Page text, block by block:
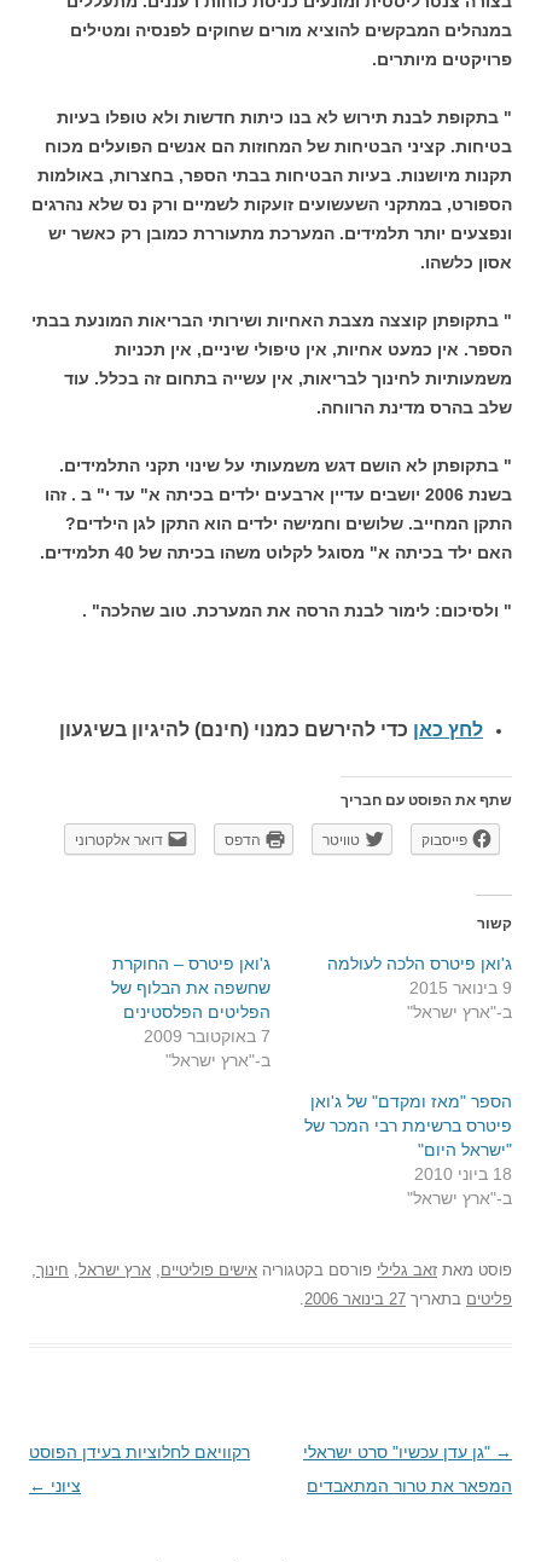
במנהלים המבקשים להוציא מורים שחוקים לפנסיה ומטילים
פרויקטים מיותרים.
" בתקופת לבנת תירוש לא בנו כיתות חדשות ולא טופלו בעיות
בטיחות. קציני הבטיחות של המחוזות הם אנשים הפועלים מכוח
תקנות מיושנות. בעיות הבטיחות בבתי הספר, בחצרות, באולמות
הספורט, במתקני השעשועים זועקות לשמיים ורק נס שלא נהרגים
ונפצעים יותר תלמידים. המערכת מתעוררת כמובן רק כאשר יש
אסון כלשהו.
" בתקופתן קוצצה מצבת האחיות ושירותי הבריאות המונעת בבתי
הספר. אין כמעט אחיות, אין טיפולי שיניים, אין תכניות
משמעותיות לחינוך לבריאות, אין עשייה בתחום זה בכלל. עוד
שלב בהרס מדינת הרווחה.
" בתקופתן לא הושם דגש משמעותי על שינוי תקני התלמידים.
בשנת 2006 יושבים עדיין ארבעים ילדים בכיתה א" עד י" ב . זהו
התקן המחייב. שלושים וחמישה ילדים הוא התקן לגן הילדים?
האם ילד בכיתה א" מסוגל לקלוט משהו בכיתה של 40 תלמידים.
" ולסיכום: לימור לבנת הרסה את המערכת. טוב שהלכה" .
לחץ כאן כדי להירשם כמנוי (חינם) להיגיון בשיגעון
שתף את הפוסט עם חבריך
פייסבוק טוויטר הדפס דואר אלקטרוני
קשור
ג'ואן פיטרס הלכה לעולמה
9 בינואר 2015
ב-"ארץ ישראל"
ג'ואן פיטרס – החוקרת
שחשפה את הבלוף של
הפליטים הפלסטינים
7 באוקטובר 2009
ב-"ארץ ישראל"
הספר "מאז ומקדם" של ג'ואן
פיטרס ברשימת רבי המכר של
"ישראל היום"
18 ביוני 2010
ב-"ארץ ישראל"
פוסט מאת זאב גלילי פורסם בקטגוריה אישים פוליטיים ארץ ישראל חינוך
פליטים בתאריך 27 בינואר 2006
ניווט
בפוסטים
→ "גן עדן עכשיו" סרט ישראלי
המפאר את טרור המתאבדים
רקוויאם לחלוציות בעידן הפוסט
ציוני ←